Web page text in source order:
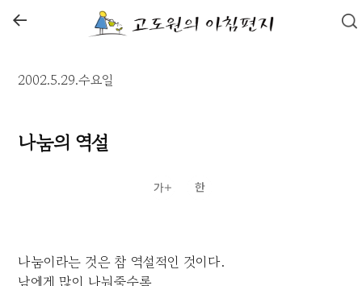
←
2002.5.29.수요일
나눔의 역설
나눔이라는 것은 참 역설적인 것이다.
남에게 많이 나눠줄수록